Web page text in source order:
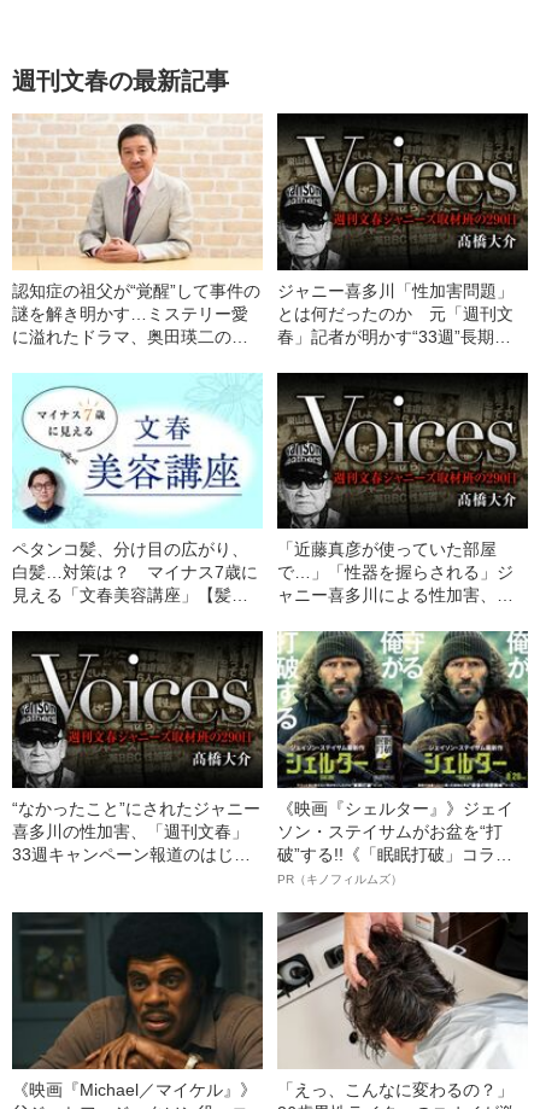
週刊文春の最新記事
認知症の祖父が“覚醒”して事件の
謎を解き明かす…ミステリー愛
に溢れたドラマ、奥田瑛二の圧
キマ「テレビ健康診断」
ジャニー喜多川「性加害問題」
とは何だったのか 元「週刊文
春」記者が明かす“33週”長期取
ペタンコ髪、分け目の広がり、
白髪…対策は？ マイナス7歳に
見える「文春美容講座」【髪編
「近藤真彦が使っていた部屋
で…」「性器を握らされる」ジ
ャニー喜多川による性加害、語
の裏側》
“なかったこと”にされたジャニー
喜多川の性加害、「週刊文春」
33週キャンペーン報道のはじま
《映画『シェルター』》ジェイ
ソン・ステイサムがお盆を“打
破”する!!《「眠眠打破」コラ
ボ》
PR（キノフィルムズ）
《映画『Michael／マイケル』》
「えっ、こんなに変わるの？」